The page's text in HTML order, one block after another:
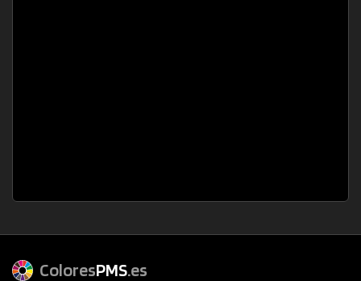
ColoresPMS.es